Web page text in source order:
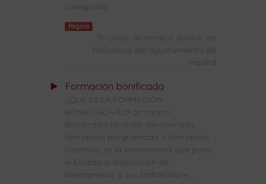
categorías
Página
curso de tecnico auxiliar de
biblioteca del ayuntamiento de
madrid
Formación bonificada
¿QUE ES LA FORMACIÓN
BONIFICADA?LaFormación
Bonificada,también denominada
formación programada o formación
continua, es la herramienta que pone
el Estado a disposición de
lasempresas y sus trabajadore...